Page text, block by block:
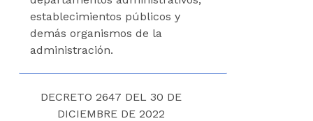
establecimientos públicos y
demás organismos de la
administración.
DECRETO 2647 DEL 30 DE
DICIEMBRE DE 2022